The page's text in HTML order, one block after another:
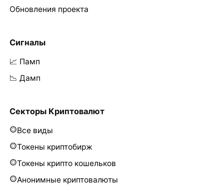
Обновления проекта
Сигналы
📈 Памп
📉 Дамп
Секторы Криптовалют
Все виды
Токены криптобирж
Токены крипто кошельков
Анонимные криптовалюты